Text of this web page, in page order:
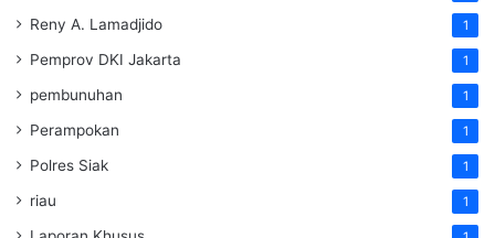
Reny A. Lamadjido 1
Pemprov DKI Jakarta 1
pembunuhan 1
Perampokan 1
Polres Siak 1
riau 1